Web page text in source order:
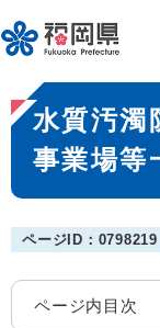
ー
ジ
先
頭
。
本
文
水質汚濁
事業場等
ページID：0798219
ページ内目次